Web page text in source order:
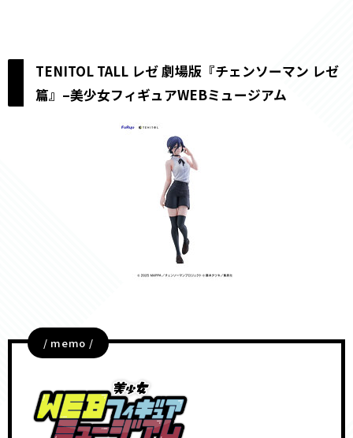
TENITOL TALL レゼ 劇場版『チェンソーマン レゼ
篇』–美少女フィギュアWEBミュージアム
/ memo /